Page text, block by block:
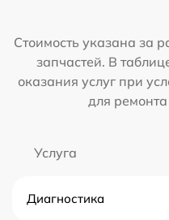
Стоимость указана за
запчастей. В
оказания услуг при
для
Услуга
Диагностика